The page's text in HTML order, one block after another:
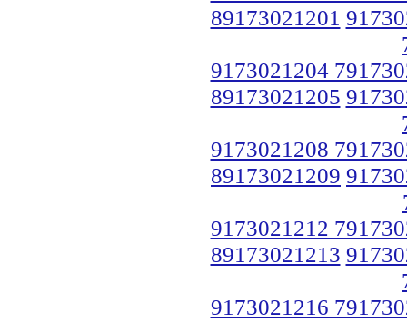
89173021201
9173021204
89173021205
9173021208
89173021209
9173021212
89173021213
9173021216